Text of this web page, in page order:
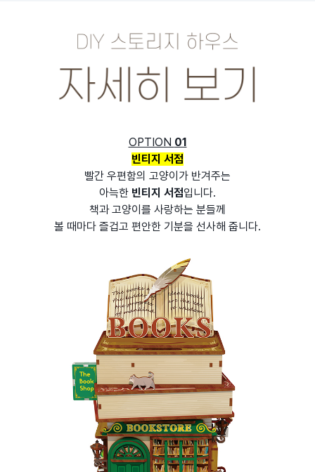
OPTION 01
빈티지 서점
빨간 우편함의 고양이가 반겨주는
아늑한 빈티지 서점입니다.
책과 고양이를 사랑하는 분들께
볼 때마다 즐겁고 편안한 기분을 선사해 줍니다.